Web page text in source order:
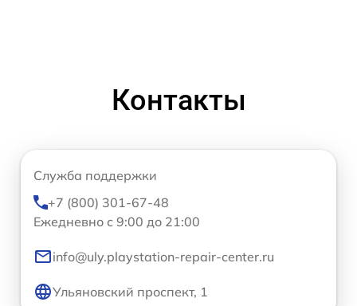
Контакты
Служба поддержки
+7 (800) 301-67-48
Ежедневно с 9:00 до 21:00
info@uly.playstation-repair-center.ru
Ульяновский проспект, 1